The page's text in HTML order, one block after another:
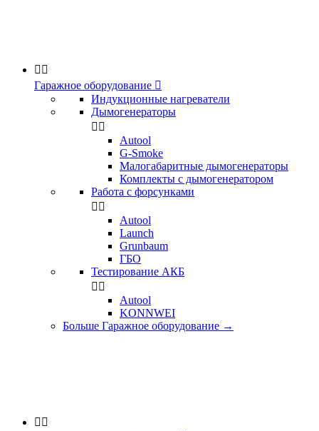
 
Гаражное оборудование 
Индукционные нагреватели
Дымогенераторы
 
Аutool
G-Smoke
Малогабаритные дымогенераторы
Комплекты с дымогенератором
Работа с форсунками
 
Autool
Launch
Grunbaum
ГБО
Тестирование АКБ
 
Autool
KONNWEI
Больше Гаражное оборудование →
 